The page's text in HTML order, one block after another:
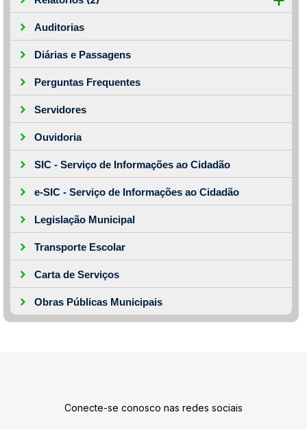
Auditorias
Diárias e Passagens
Perguntas Frequentes
Servidores
Ouvidoria
SIC - Serviço de Informações ao Cidadão
e-SIC - Serviço de Informações ao Cidadão
Legislação Municipal
Transporte Escolar
Carta de Serviços
Obras Públicas Municipais
Conecte-se conosco nas redes sociais